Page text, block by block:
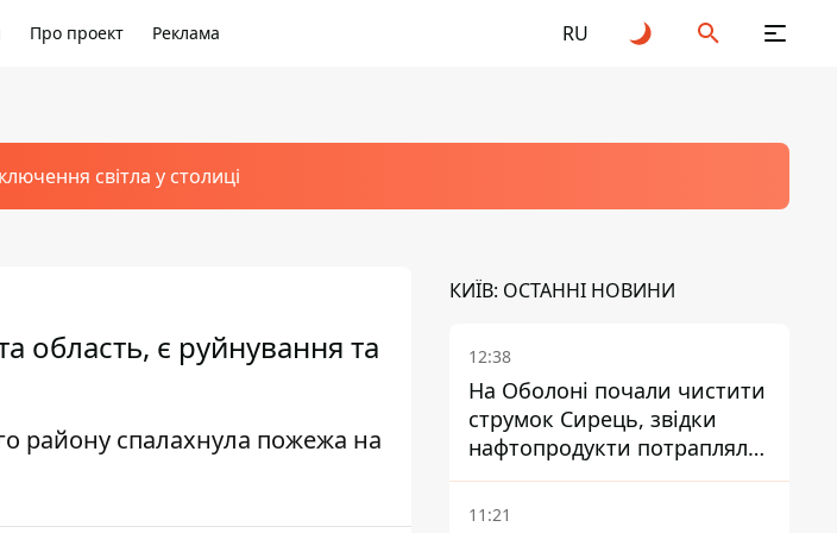
Про проект Реклама RU
світла у столиці
область, є руйнування та
району спалахнула пожежа на
КИЇВ: ОСТАННІ НОВИНИ
12:38
На Оболоні почали чистити
струмок Сирець, звідки
нафтопродукти потрапляли
до озер
11:21